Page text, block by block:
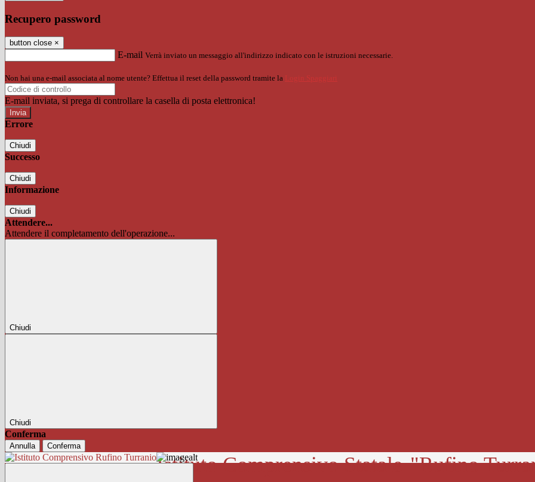
Recupero password
button close ×
E-mail Verrà inviato un messaggio all'indirizzo indicato con le istruzioni necessarie.
Non hai una e-mail associata al nome utente? Effettua il reset della password tramite la Login Spaggiari
E-mail inviata, si prega di controllare la casella di posta elettronica!
Errore
Chiudi
Successo
Chiudi
Informazione
Chiudi
Attendere...
Attendere il completamento dell'operazione...
Chiudi
Chiudi
Conferma
Annulla Conferma
Istituto Comprensivo Statale"Rufino